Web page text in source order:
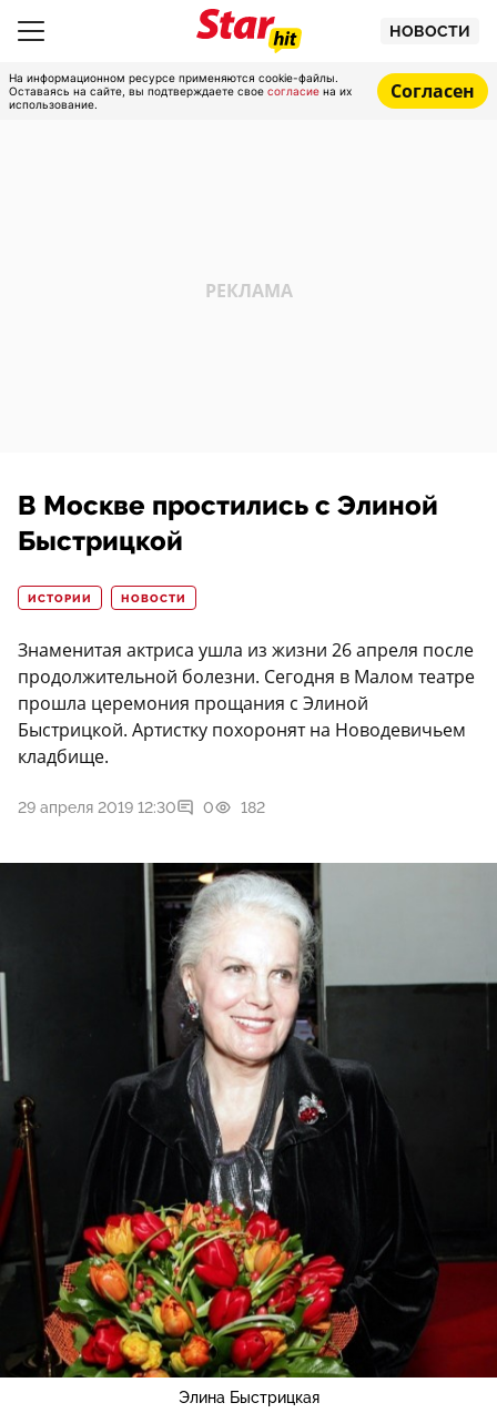
НОВОСТИ
На информационном ресурсе применяются cookie-файлы.
Оставаясь на сайте, вы подтверждаете свое согласие на их
использование.
Согласен
В Москве простились с Элиной
Быстрицкой
ИСТОРИИ НОВОСТИ
Знаменитая актриса ушла из жизни 26 апреля после
продолжительной болезни. Сегодня в Малом театре
прошла церемония прощания с Элиной
Быстрицкой. Артистку похоронят на Новодевичьем
кладбище.
29 апреля 2019 12:30 0 182
Элина Быстрицкая